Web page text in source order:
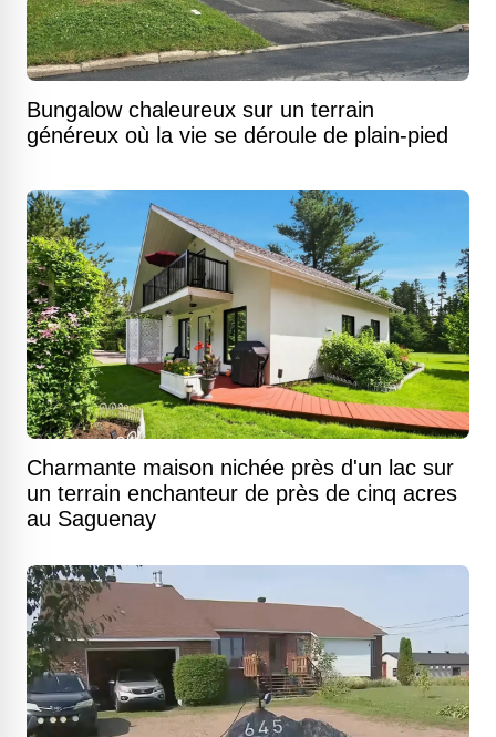
Bungalow chaleureux sur un terrain
généreux où la vie se déroule de plain-pied
Charmante maison nichée près d'un lac sur
un terrain enchanteur de près de cinq acres
au Saguenay